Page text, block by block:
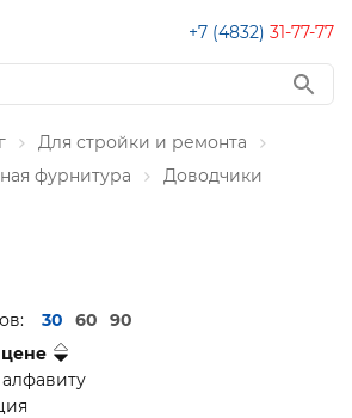
+7 (4832) 31-77-77
Для стройки и ремонта
фурнитура
Доводчики
30 60
90